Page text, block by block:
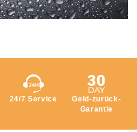
24/7 Service
Geld-zurück-
Garantie